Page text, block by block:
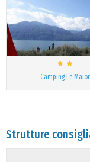
Camping Le Maior
Strutture